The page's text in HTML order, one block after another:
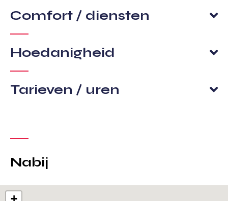
Comfort / diensten
Hoedanigheid
Tarieven / uren
Nabij